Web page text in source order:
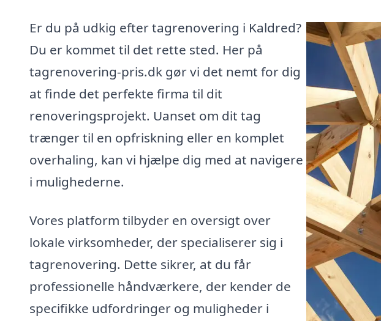
Er du på udkig efter tagrenovering i Kaldred?
Du er kommet til det rette sted. Her på
tagrenovering-pris.dk gør vi det nemt for dig
at finde det perfekte firma til dit
renoveringsprojekt. Uanset om dit tag
trænger til en opfriskning eller en komplet
overhaling, kan vi hjælpe dig med at navigere
i mulighederne.
Vores platform tilbyder en oversigt over
lokale virksomheder, der specialiserer sig i
tagrenovering. Dette sikrer, at du får
professionelle håndværkere, der kender de
specifikke udfordringer og muligheder i